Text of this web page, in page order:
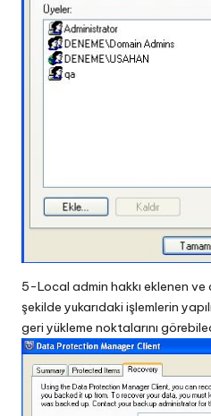
5-Local admin hakkı eklenen ve
şekilde yukarıdaki işlemlerin
geri yükleme noktalarını